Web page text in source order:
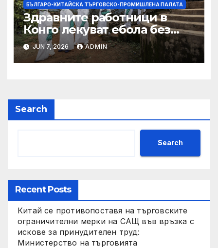
БЪЛГАРО-КИТАЙСКА ТЪРГОВСКО-ПРОМИШЛЕНА ПАЛАТА
Здравните работници в
Конго лекуват ебола без
заплащане, докато СЗО
търси ресурси
JUN 7, 2026 ADMIN
Search
Search
Recent Posts
Китай се противопоставя на търговските
ограничителни мерки на САЩ във връзка с
искове за принудителен труд:
Министерство на търговията